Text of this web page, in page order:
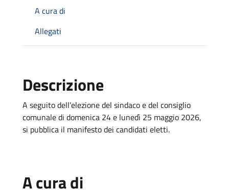
A cura di
Allegati
Descrizione
A seguito dell'elezione del sindaco e del consiglio
comunale di domenica 24 e lunedì 25 maggio 2026,
si pubblica il manifesto dei candidati eletti.
A cura di